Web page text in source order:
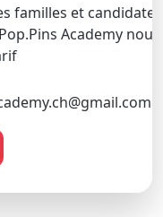
familles et candidates
Academy nous